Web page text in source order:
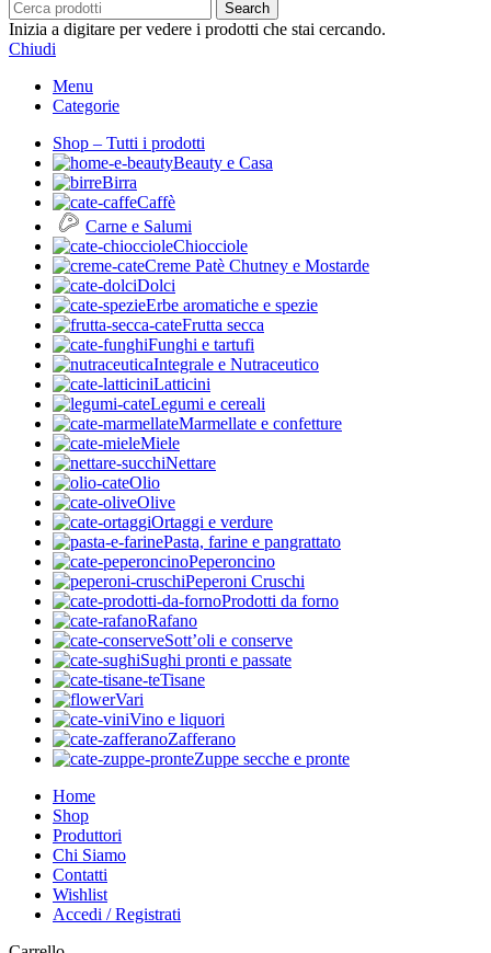
Search
Inizia a digitare per vedere i prodotti che stai cercando.
Chiudi
Menu
Categorie
Shop – Tutti i prodotti
Beauty e Casa
Birra
Caffè
Carne e Salumi
Chiocciole
Creme Patè Chutney e Mostarde
Dolci
Erbe aromatiche e spezie
Frutta secca
Funghi e tartufi
Integrale e Nutraceutico
Latticini
Legumi e cereali
Marmellate e confetture
Miele
Nettare
Olio
Olive
Ortaggi e verdure
Pasta, farine e pangrattato
Peperoncino
Peperoni Cruschi
Prodotti da forno
Rafano
Sott’oli e conserve
Sughi pronti e passate
Tisane
Vari
Vino e liquori
Zafferano
Zuppe secche e pronte
Home
Shop
Produttori
Chi Siamo
Contatti
Wishlist
Accedi / Registrati